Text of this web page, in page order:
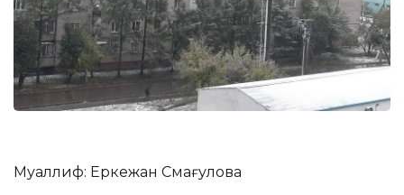
Муаллиф: Еркежан Смағулова